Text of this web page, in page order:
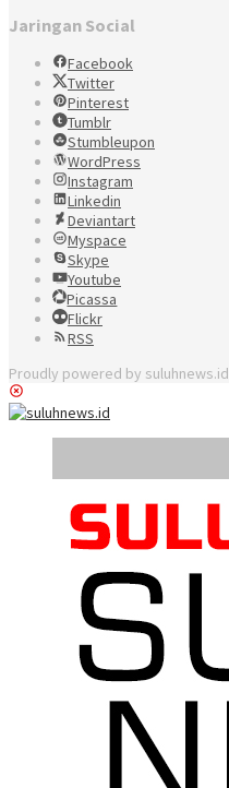
Jaringan Social
Facebook
Twitter
Pinterest
Tumblr
Stumbleupon
WordPress
Instagram
Linkedin
Deviantart
Myspace
Skype
Youtube
Picassa
Flickr
RSS
Proudly powered by suluhnews.id